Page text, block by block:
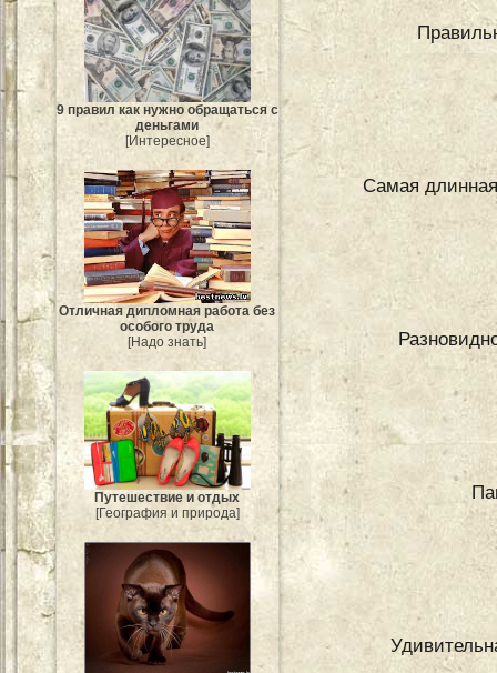
9 правил как нужно обращаться с
деньгами
[Интересное]
Отличная дипломная работа без
особого труда
[Надо знать]
Путешествие и отдых
[География и природа]
Самая